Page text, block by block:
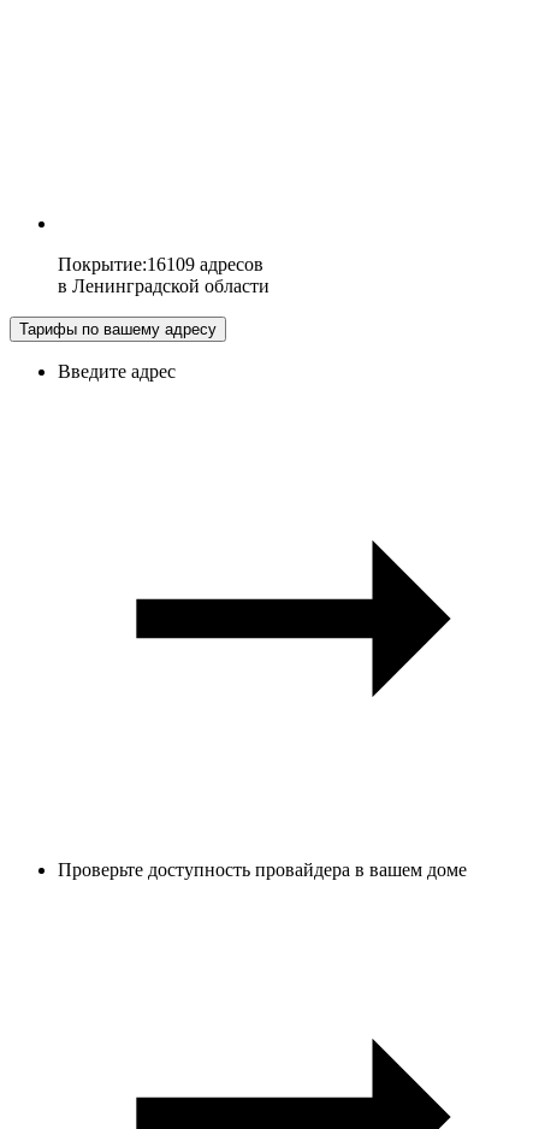
Покрытие:16109 адресов
в Ленинградской области
Тарифы по вашему адресу
Введите адрес
Проверьте доступность провайдера в вашем доме